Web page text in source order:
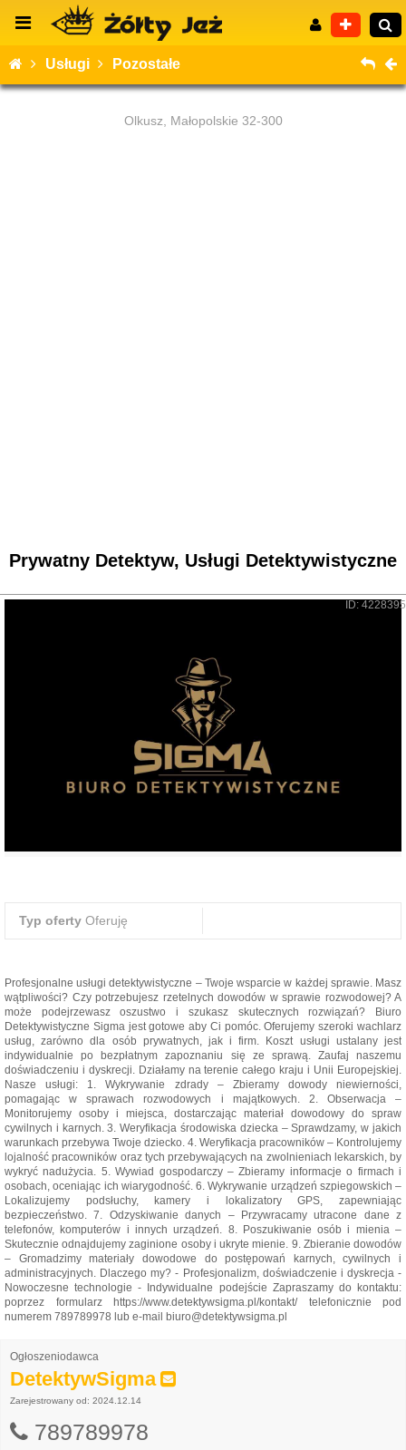
Usługi Pozostałe
Olkusz, Małopolskie 32-300
Prywatny Detektyw, Usługi Detektywistyczne
ID: 4228395
Typ oferty Oferuję
Profesjonalne usługi detektywistyczne – Twoje wsparcie w każdej sprawie. Masz
wątpliwości? Czy potrzebujesz rzetelnych dowodów w sprawie rozwodowej? A
może podejrzewasz oszustwo i szukasz skutecznych rozwiązań? Biuro
Detektywistyczne Sigma jest gotowe aby Ci pomóc. Oferujemy szeroki wachlarz
usług, zarówno dla osób prywatnych, jak i firm. Koszt usługi ustalany jest
indywidualnie po bezpłatnym zapoznaniu się ze sprawą. Zaufaj naszemu
doświadczeniu i dyskrecji. Działamy na terenie całego kraju i Unii Europejskiej.
Nasze usługi: 1. Wykrywanie zdrady – Zbieramy dowody niewierności,
pomagając w sprawach rozwodowych i majątkowych. 2. Obserwacja –
Monitorujemy osoby i miejsca, dostarczając materiał dowodowy do spraw
cywilnych i karnych. 3. Weryfikacja środowiska dziecka – Sprawdzamy, w jakich
warunkach przebywa Twoje dziecko. 4. Weryfikacja pracowników – Kontrolujemy
lojalność pracowników oraz tych przebywających na zwolnieniach lekarskich, by
wykryć nadużycia. 5. Wywiad gospodarczy – Zbieramy informacje o firmach i
osobach, oceniając ich wiarygodność. 6. Wykrywanie urządzeń szpiegowskich –
Lokalizujemy podsłuchy, kamery i lokalizatory GPS, zapewniając
bezpieczeństwo. 7. Odzyskiwanie danych – Przywracamy utracone dane z
telefonów, komputerów i innych urządzeń. 8. Poszukiwanie osób i mienia –
Skutecznie odnajdujemy zaginione osoby i ukryte mienie. 9. Zbieranie dowodów
– Gromadzimy materiały dowodowe do postępowań karnych, cywilnych i
administracyjnych. Dlaczego my? - Profesjonalizm, doświadczenie i dyskrecja -
Nowoczesne technologie - Indywidualne podejście Zapraszamy do kontaktu:
poprzez formularz https://www.detektywsigma.pl/kontakt/ telefonicznie pod
numerem 789789978 lub e-mail biuro@detektywsigma.pl
Ogłoszeniodawca
DetektywSigma
Zarejestrowany od: 2024.12.14
789789978